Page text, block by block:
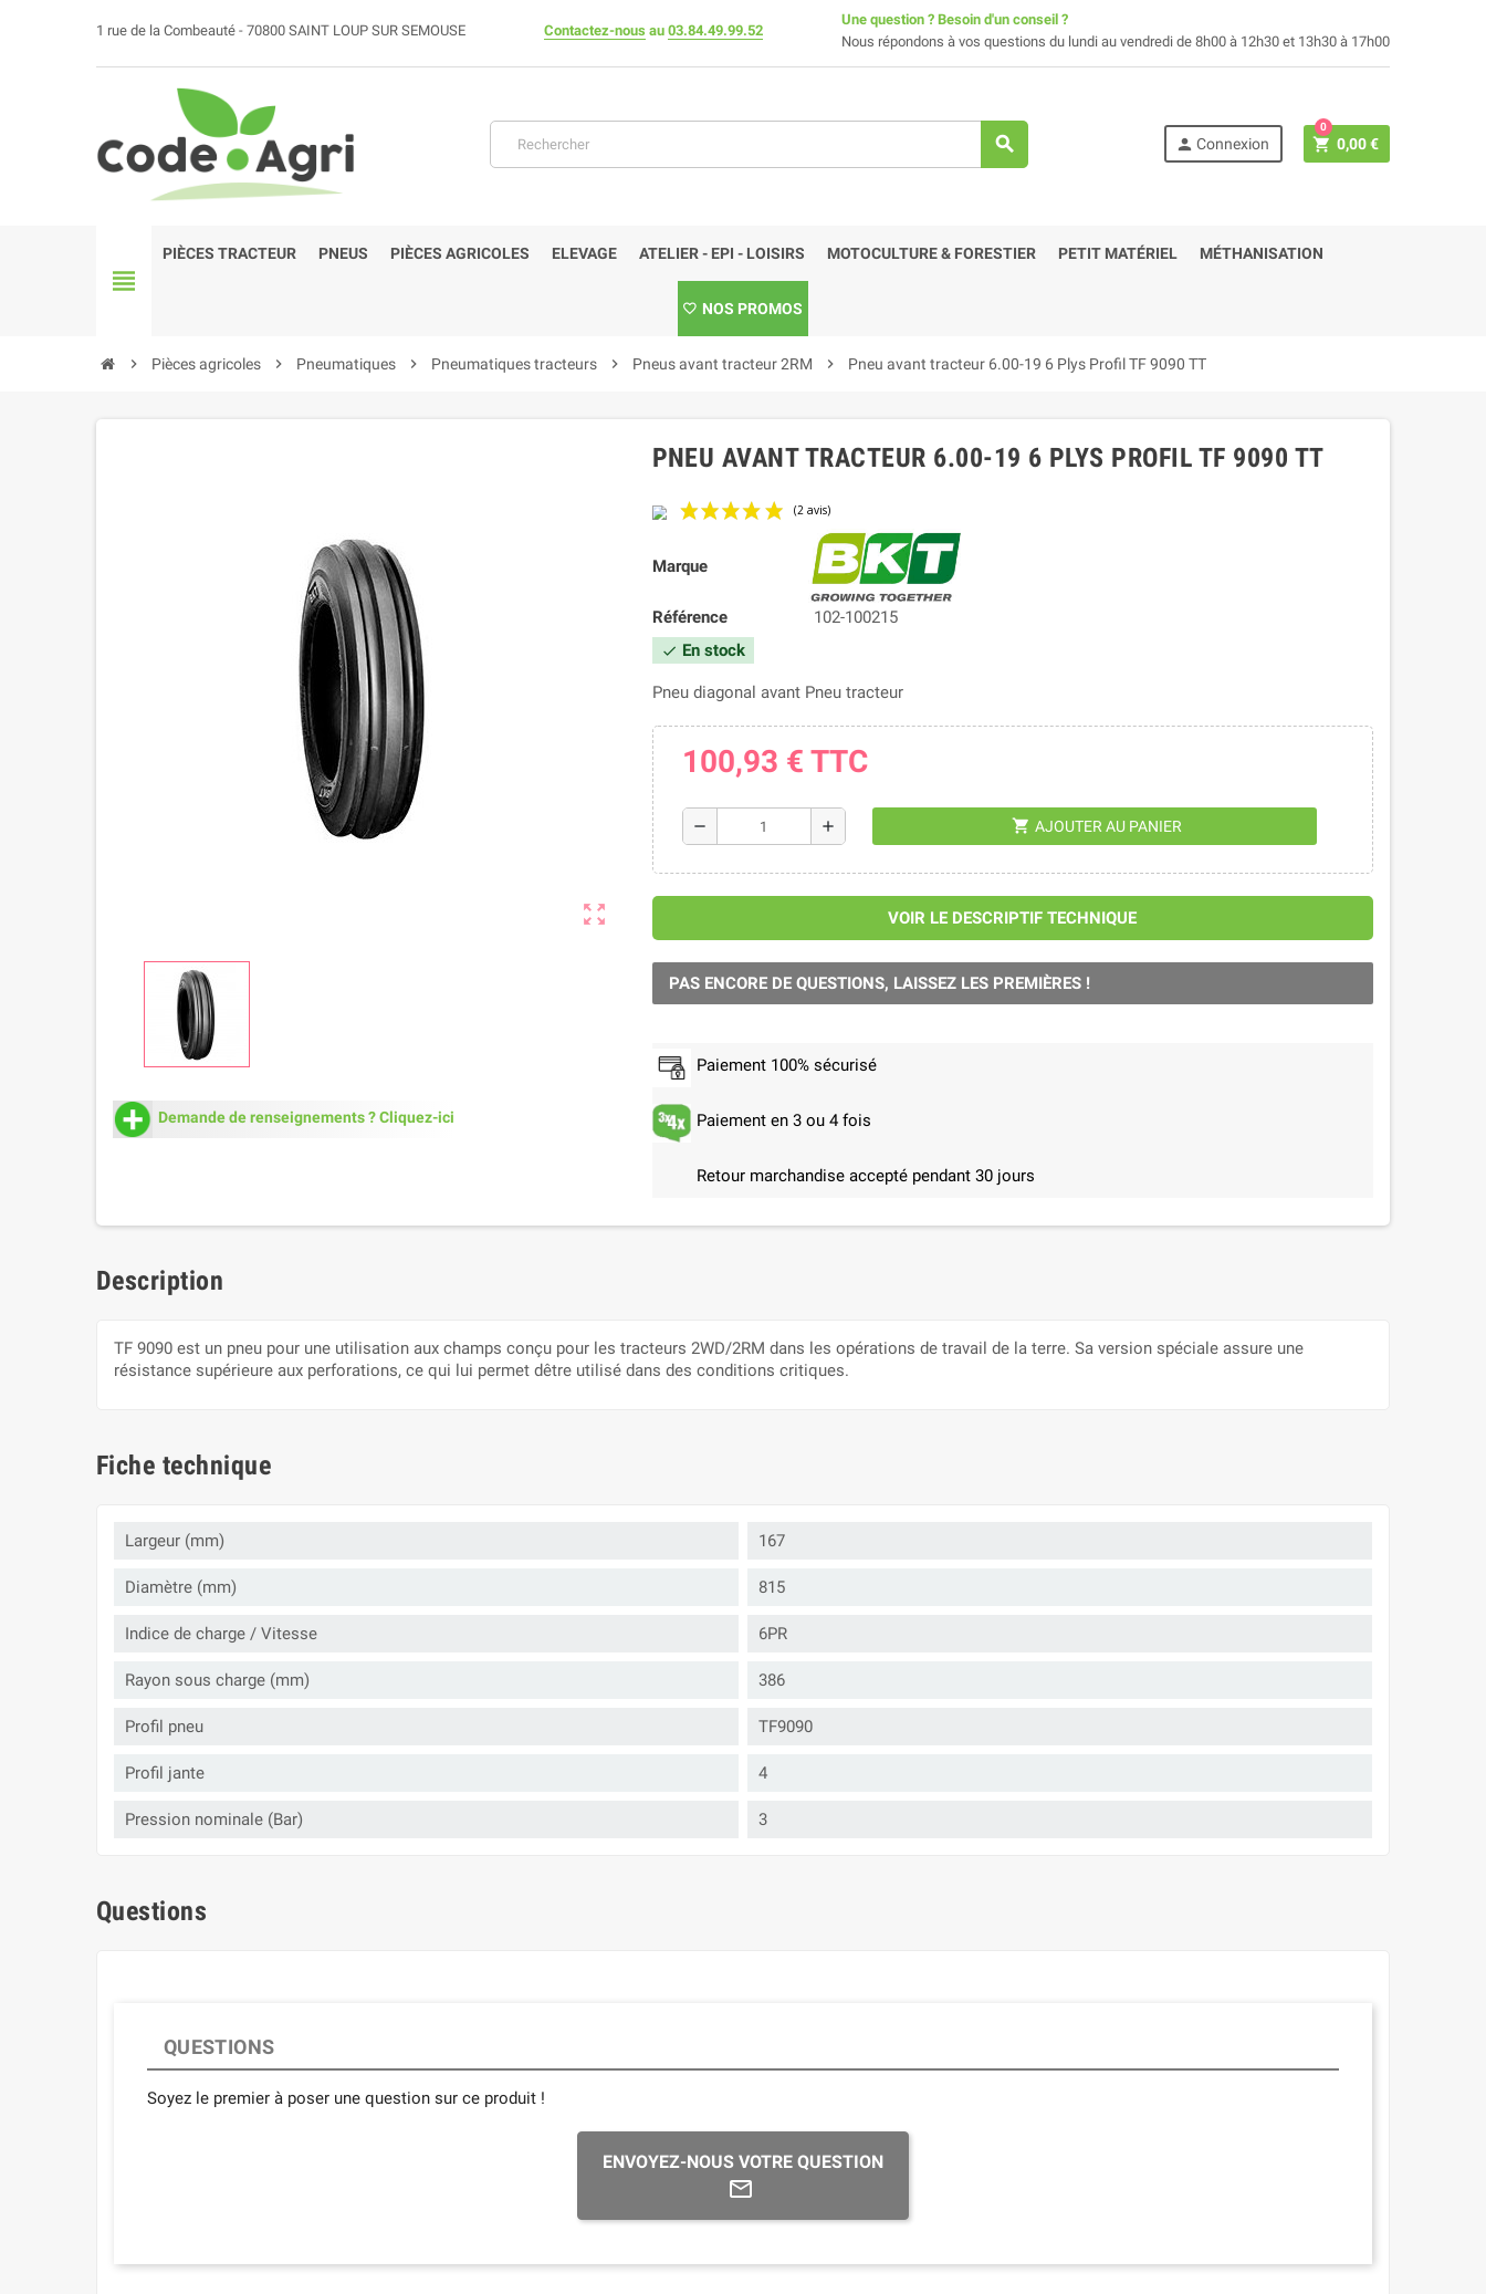
1 rue de la Combeauté - 70800 SAINT LOUP SUR SEMOUSE Contactez-nous au 03.84.49.99.52
Une question ? Besoin d'un conseil ?
Nous répondons à vos questions du lundi au vendredi de 8h00 à 12h30 et 13h30 à 17h00
search person Connexion shopping_cart 0,00 €
0
view_headline
PIÈCES TRACTEUR PNEUS PIÈCES AGRICOLES ELEVAGE ATELIER - EPI - LOISIRS MOTOCULTURE & FORESTIER PETIT MATÉRIEL MÉTHANISATION
NOS PROMOS
chevron_right Pièces agricoles chevron_right Pneumatiques chevron_right Pneumatiques tracteurs chevron_right Pneus avant tracteur 2RM chevron_right Pneu avant tracteur 6.00-19 6 Plys Profil TF 9090 TT
zoom_out_map
Demande de renseignements ? Cliquez-ici
PNEU AVANT TRACTEUR 6.00-19 6 PLYS PROFIL TF 9090 TT
(2 avis)
Marque
Référence 102-100215
check En stock
Pneu diagonal avant Pneu tracteur
100,93 € TTC
remove add shopping_cart AJOUTER AU PANIER
VOIR LE DESCRIPTIF TECHNIQUE
PAS ENCORE DE QUESTIONS, LAISSEZ LES PREMIÈRES !
Paiement 100% sécurisé
Paiement en 3 ou 4 fois
Retour marchandise accepté pendant 30 jours
Description
TF 9090 est un pneu pour une utilisation aux champs conçu pour les tracteurs 2WD/2RM dans les opérations de travail de la terre. Sa version spéciale assure une
résistance supérieure aux perforations, ce qui lui permet dêtre utilisé dans des conditions critiques.
Fiche technique
Largeur (mm) 167
Diamètre (mm) 815
Indice de charge / Vitesse 6PR
Rayon sous charge (mm) 386
Profil pneu TF9090
Profil jante 4
Pression nominale (Bar) 3
Questions
QUESTIONS
Soyez le premier à poser une question sur ce produit !
ENVOYEZ-NOUS VOTRE QUESTION